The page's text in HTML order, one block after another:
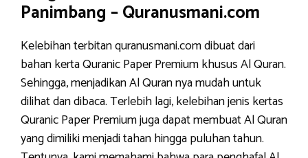
Panimbang – Quranusmani.com
Kelebihan terbitan quranusmani.com dibuat dari
bahan kerta Quranic Paper Premium khusus Al Quran.
Sehingga, menjadikan Al Quran nya mudah untuk
dilihat dan dibaca. Terlebih lagi, kelebihan jenis kertas
Quranic Paper Premium juga dapat membuat Al Quran
yang dimiliki menjadi tahan hingga puluhan tahun.